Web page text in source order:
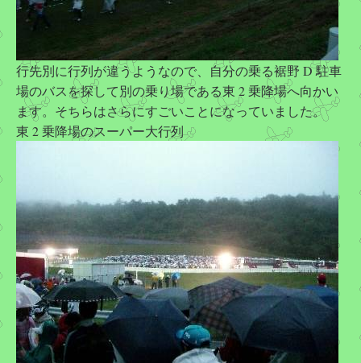
行先別に行列が違うようなので、自分の乗る裾野 D 駐車
場のバスを探して別の乗り場である東 2 乗降場へ向かい
ます。そちらはさらにすごいことになっていました。
東 2 乗降場のスーパー大行列